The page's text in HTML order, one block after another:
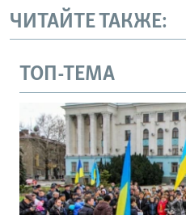
ЧИТАЙТЕ ТАКЖЕ:
ТОП-ТЕМА